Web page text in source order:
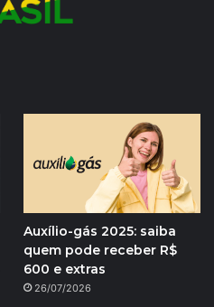
Auxílio-gás 2025: saiba
quem pode receber R$
600 e extras
26/07/2026